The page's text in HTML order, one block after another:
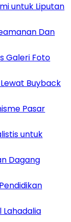
untuk Liputan
Dan
Galeri Foto
Buyback
Pasar
untuk
Dagang
Lahadalia